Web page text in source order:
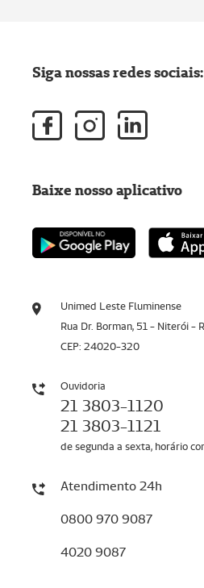
Unimed Leste Fluminense
Rua Dr. Borman, 51 - Niterói -
CEP: 24020-320
Ouvidoria
21 3803-1120
21 3803-1121
de segunda a sexta, horário
Atendimento 24h
0800 970 9087
4020 9087
Siga nossas redes sociais:
Baixe nosso aplicativo